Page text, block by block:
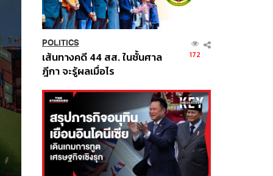
POLITICS
เส้นทางคดี 44 สส. ในชั้นศาล
ฎีกา จะรู้ผลเมื่อไร
172